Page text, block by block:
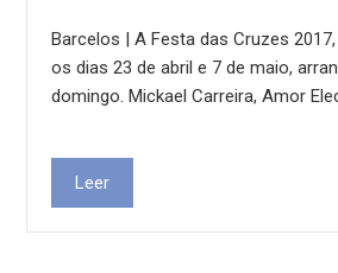
Barcelos | A Festa das Cruzes
os dias 23 de abril e 7 de maio,
domingo. Mickael Carreira, Amor
Leer